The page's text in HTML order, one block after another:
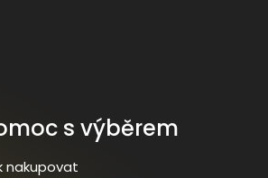
s výběrem
nakupovat